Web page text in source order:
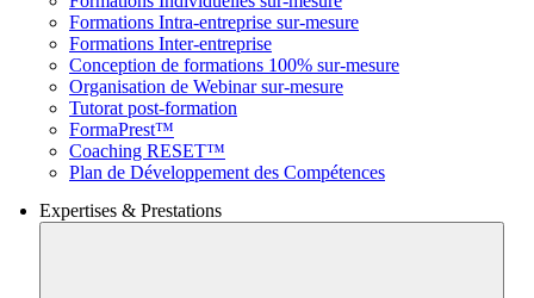
Formations Intra-entreprise sur-mesure
Formations Inter-entreprise
Conception de formations 100% sur-mesure
Organisation de Webinar sur-mesure
Tutorat post-formation
FormaPrest™
Coaching RESET™
Plan de Développement des Compétences
Expertises & Prestations